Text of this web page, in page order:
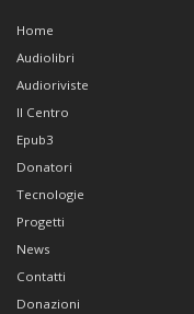
Home
Audiolibri
Audioriviste
Il Centro
Epub3
Donatori
Tecnologie
Progetti
News
Contatti
Donazioni